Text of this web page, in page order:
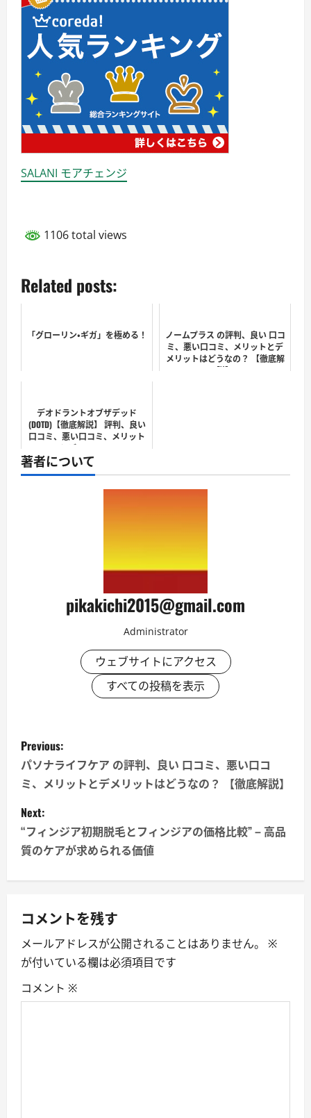
SALANI モアチェンジ
1106 total views
Related posts:
「グローリン・ギガ」を極める！
ノームプラス の評判、良い 口コ
ミ、悪い口コミ、メリットとデ
メリットはどうなの？ 【徹底解
説】
デオドラントオブザデッド
(DOTD)【徹底解説】 評判、良い
口コミ、悪い口コミ、メリット
とデメリット!!
著者について
pikakichi2015@gmail.com
Administrator
ウェブサイトにアクセス
すべての投稿を表示
P
o
s
t
n
a
v
i
g
a
Previous:
パソナライフケア の評判、良い 口コミ、悪い口コ
ミ、メリットとデメリットはどうなの？ 【徹底解説】
Next:
“フィンジア初期脱毛とフィンジアの価格比較” – 高品
質のケアが求められる価値
コメントを残す
メールアドレスが公開されることはありません。
※
が付いている欄は必須項目です
コメント ※